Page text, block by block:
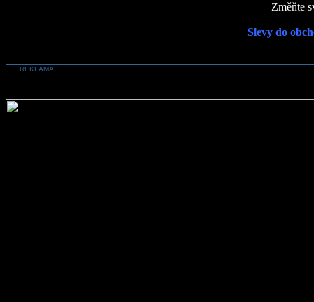
Změňte
Slevy do
REKLAMA